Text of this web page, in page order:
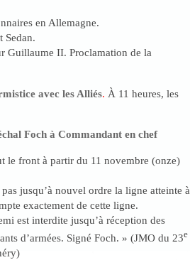
en Allemagne.
Sedan.
Guillaume II. Proclamation de la
avec les Alliés. À 11 heures, les
Foch à Commandant en chef
le front à partir du 11 novembre (onze)
jusqu’à nouvel ordre la ligne atteinte à
exactement de cette ligne.
est interdite jusqu’à réception des
d’armées. Signé Foch. » (JMO du 23e